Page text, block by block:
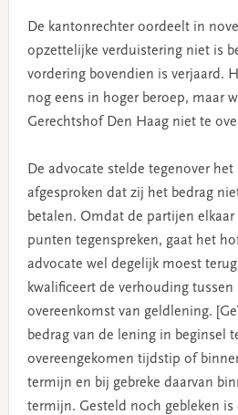
De kantonrechter oordeelt in
opzettelijke verduistering niet is
vordering bovendien is verjaard.
nog eens in hoger beroep, maar
Gerechtshof Den Haag niet te
De advocate stelde tegenover
afgesproken dat zij het bedrag
betalen. Omdat de partijen elkaar
punten tegenspreken, gaat het
advocate wel degelijk moest
kwalificeert de verhouding tussen
overeenkomst van geldlening.
bedrag van de lening in beginsel
overeengekomen tijdstip of
termijn en bij gebreke daarvan
termijn. Gesteld noch gebleken